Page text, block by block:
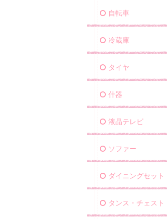
自転車
冷蔵庫
タイヤ
什器
液晶テレビ
ソファー
ダイニングセット
タンス・チェスト